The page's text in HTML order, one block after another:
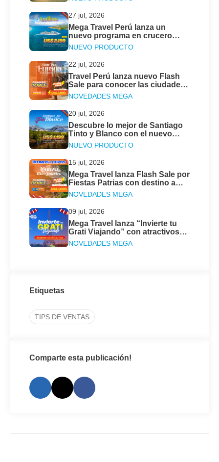
2026
27 jul, 2026
Mega Travel Perú lanza un
nuevo programa en crucero
para descubrir las Antillas &
Islas Vírgenes
NUEVO PRODUCTO
22 jul, 2026
Travel Perú lanza nuevo Flash
Sale para conocer las ciudades
más emblemáticas en el Gran
Tour de Europa
NOVEDADES MEGA
20 jul, 2026
Descubre lo mejor de Santiago
Tinto y Blanco con el nuevo
programa de Mega Travel Perú
NUEVO PRODUCTO
15 jul, 2026
Mega Travel lanza Flash Sale por
Fiestas Patrias con destino a
Iguazú & Río de Janeiro
NOVEDADES MEGA
09 jul, 2026
Mega Travel lanza “Invierte tu
Grati Viajando” con atractivos
descuentos
NOVEDADES MEGA
Etiquetas
TIPS DE VENTAS
Comparte esta publicación!